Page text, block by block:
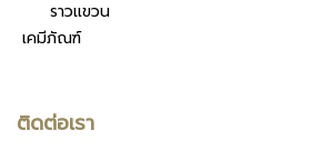
ราวแขวน
เคมีภัณฑ์
ติดต่อเรา